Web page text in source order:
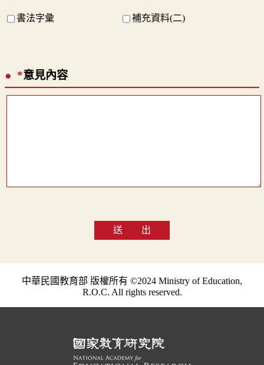
書法字彙 補充資料(二)
*意見內容
送 出
中華民國教育部 版權所有 ©2024 Ministry of Education,
R.O.C. All rights reserved.